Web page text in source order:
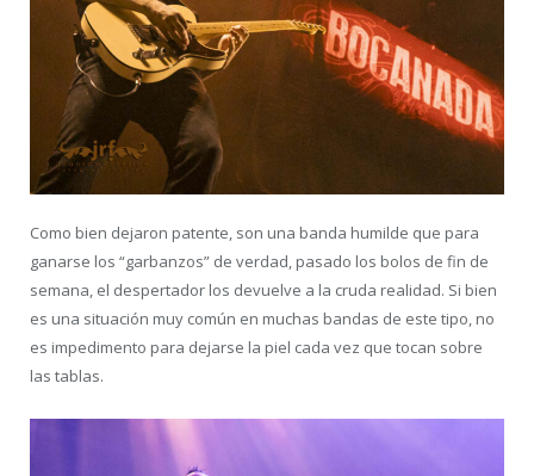
Como bien dejaron patente, son una banda humilde que para
ganarse los “garbanzos” de verdad, pasado los bolos de fin de
semana, el despertador los devuelve a la cruda realidad. Si bien
es una situación muy común en muchas bandas de este tipo, no
es impedimento para dejarse la piel cada vez que tocan sobre
las tablas.